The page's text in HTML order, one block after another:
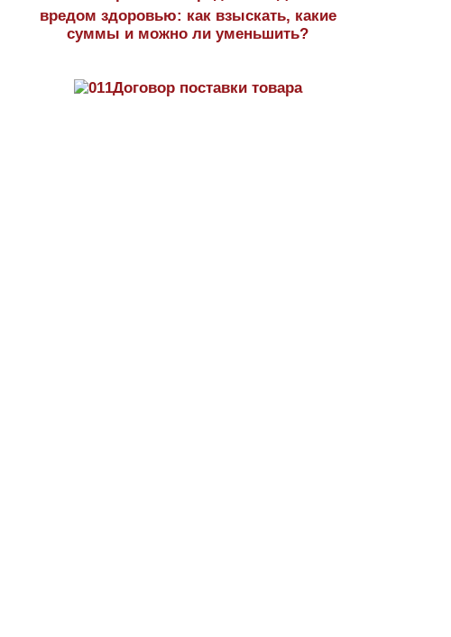
вредом здоровью: как взыскать, какие
суммы и можно ли уменьшить?
Договор поставки товара